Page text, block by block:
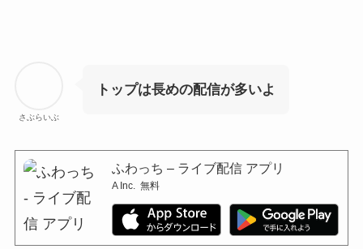
さぶらいぶ
トップは長めの配信が多いよ
ふわっち – ライブ配信 アプリ
A Inc. 無料